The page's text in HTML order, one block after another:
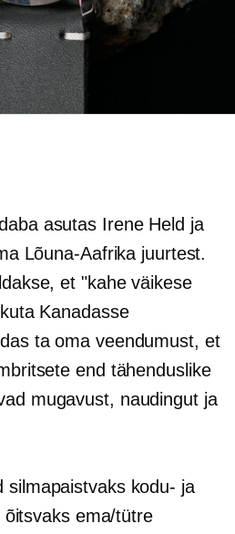
asutas Irene Held ja
Lõuna-Aafrika juurtest.
et "kahe väikese
Kanadasse
ta oma veendumust, et
end tähenduslike
mugavust, naudingut ja
silmapaistvaks kodu- ja
õitsvaks ema/tütre